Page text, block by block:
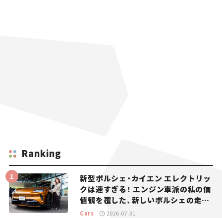
Ranking
新型ポルシェ・カイエン エレクトリッ
クは速すぎる！ エンジン車派の私の価
値観を覆した、新しいポルシェの走
り。
Cars 2026.07.31